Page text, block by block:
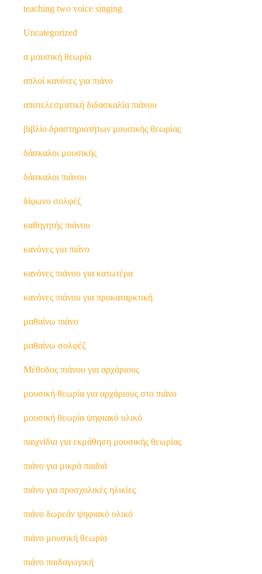
teaching two voice singing
Uncategorized
α μουσική θεωρία
απλοί κανόνες για πιάνο
αποτελεσματική διδασκαλία πιάνου
βιβλίο δραστηριοτήτων μουσικής θεωρίας
δάσκαλοι μουσικής
δάσκαλοι πιάνου
δίφωνο σολφέζ
καθηγητής πιάνου
κανόνες για πιάνο
κανόνες πιάνου για κατωτέρα
κανόνες πιάνου για προκαταρκτική
μαθαίνω πιάνο
μαθαίνω σολφέζ
Μέθοδος πιάνου για αρχάριους
μουσική θεωρία για αρχάριους στο πιάνο
μουσική θεωρία ψηφιακό υλικό
παιχνίδια για εκμάθηση μουσικής θεωρίας
πιάνο για μικρά παιδιά
πιάνο για προσχολικές ηλικίες
πιάνο δωρεάν ψηφιακό υλικό
πιάνο μουσική θεωρία
πιάνο παιδαγωγική